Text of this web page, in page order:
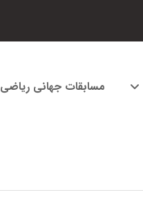
مسابقات جهانی ریاضی